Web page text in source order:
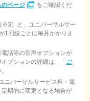
のページ
をご確認くだ
※3）と、ユニバーサルサー
1回線ごとに毎月かかりま
話等の音声オプションが
プションの詳細は、「 ご
ニバーサルサービス料・電
期的に変更となる場合が